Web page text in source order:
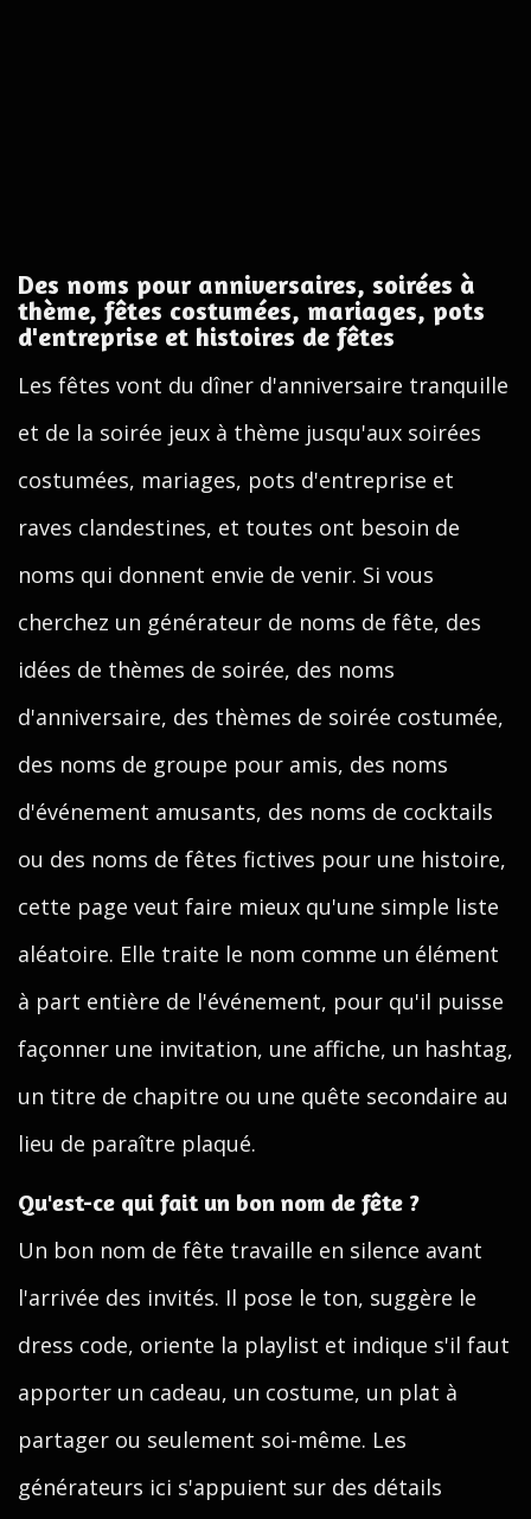
Des noms pour anniversaires, soirées à
thème, fêtes costumées, mariages, pots
d'entreprise et histoires de fêtes
Les fêtes vont du dîner d'anniversaire tranquille
et de la soirée jeux à thème jusqu'aux soirées
costumées, mariages, pots d'entreprise et
raves clandestines, et toutes ont besoin de
noms qui donnent envie de venir. Si vous
cherchez un générateur de noms de fête, des
idées de thèmes de soirée, des noms
d'anniversaire, des thèmes de soirée costumée,
des noms de groupe pour amis, des noms
d'événement amusants, des noms de cocktails
ou des noms de fêtes fictives pour une histoire,
cette page veut faire mieux qu'une simple liste
aléatoire. Elle traite le nom comme un élément
à part entière de l'événement, pour qu'il puisse
façonner une invitation, une affiche, un hashtag,
un titre de chapitre ou une quête secondaire au
lieu de paraître plaqué.
Qu'est-ce qui fait un bon nom de fête ?
Un bon nom de fête travaille en silence avant
l'arrivée des invités. Il pose le ton, suggère le
dress code, oriente la playlist et indique s'il faut
apporter un cadeau, un costume, un plat à
partager ou seulement soi-même. Les
générateurs ici s'appuient sur des détails